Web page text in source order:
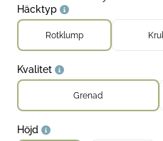
häckväxter
Häcktyp
Rotklump
Kvalitet
Grenad
Höjd